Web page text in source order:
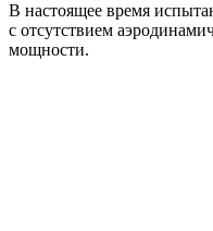
В настоящее время
с отсутствием
мощности.